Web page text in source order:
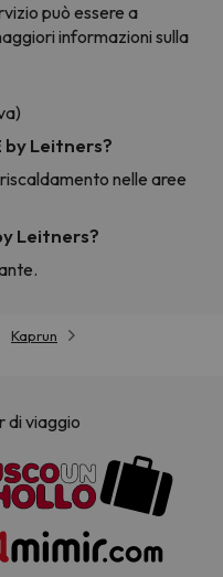
può essere a
informazioni sulla
by Leitners?
nelle aree
Leitners?
Kaprun
di viaggio